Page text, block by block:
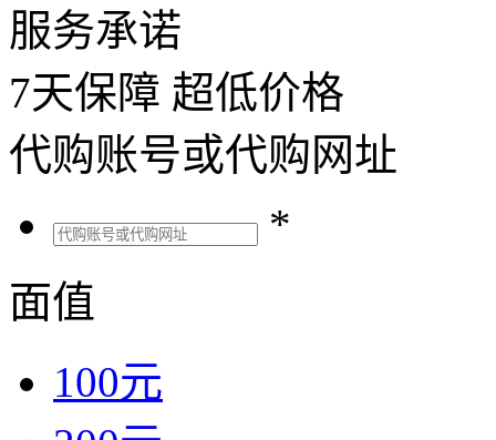
服务承诺
7天保障 超低价格
代购账号或代购网址
*
面值
100元